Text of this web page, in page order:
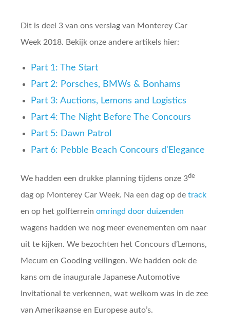
Dit is deel 3 van ons verslag van Monterey Car
Week 2018. Bekijk onze andere artikels hier:
Part 1: The Start
Part 2: Porsches, BMWs & Bonhams
Part 3: Auctions, Lemons and Logistics
Part 4: The Night Before The Concours
Part 5: Dawn Patrol
Part 6: Pebble Beach Concours d'Elegance
We hadden een drukke planning tijdens onze 3de
dag op Monterey Car Week. Na een dag op de track
en op het golfterrein omringd door duizenden
wagens hadden we nog meer evenementen om naar
uit te kijken. We bezochten het Concours d’Lemons,
Mecum en Gooding veilingen. We hadden ook de
kans om de inaugurale Japanese Automotive
Invitational te verkennen, wat welkom was in de zee
van Amerikaanse en Europese auto’s.